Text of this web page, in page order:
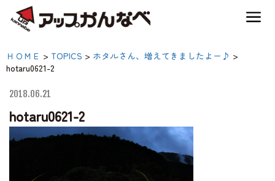
hotaru0621-2|【公式】ア
ップかんなべ｜兵庫県豊
岡市・関西 アウトド
ア・キャンプ場・熱気
球・高原アクティビティ
夏のスキー場も「かなり遊べる」！
神鍋高原キャンプ場
神鍋高原アクティビティ
ＨＯＭＥ > TOPICS > ホタルさん、増えてきましたよー♪ >
hotaru0621-2
2018.06.21
hotaru0621-2